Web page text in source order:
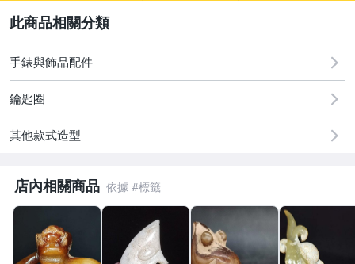
圖書/影音/文具
古董、藝術與礦石
玩具、模型與公仔
男性精品與服飾
手錶與飾品配件
手錶與飾品配件
鑰匙圈
其他款式造型
店內相關商品